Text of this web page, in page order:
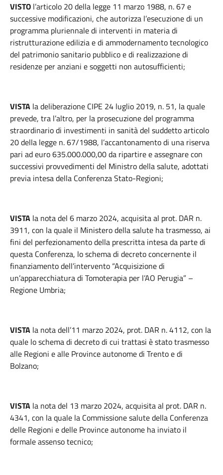
VISTO l’articolo 20 della legge 11 marzo 1988, n. 67 e
successive modificazioni, che autorizza l’esecuzione di un
programma pluriennale di interventi in materia di
ristrutturazione edilizia e di ammodernamento tecnologico
del patrimonio sanitario pubblico e di realizzazione di
residenze per anziani e soggetti non autosufficienti;
VISTA la deliberazione CIPE 24 luglio 2019, n. 51, la quale
prevede, tra l’altro, per la prosecuzione del programma
straordinario di investimenti in sanità del suddetto articolo
20 della legge n. 67/1988, l’accantonamento di una riserva
pari ad euro 635.000.000,00 da ripartire e assegnare con
successivi provvedimenti del Ministro della salute, adottati
previa intesa della Conferenza Stato-Regioni;
VISTA la nota del 6 marzo 2024, acquisita al prot. DAR n.
3911, con la quale il Ministero della salute ha trasmesso, ai
fini del perfezionamento della prescritta intesa da parte di
questa Conferenza, lo schema di decreto concernente il
finanziamento dell’intervento “Acquisizione di
un’apparecchiatura di Tomoterapia per l’AO Perugia” –
Regione Umbria;
VISTA la nota dell’11 marzo 2024, prot. DAR n. 4112, con la
quale lo schema di decreto di cui trattasi è stato trasmesso
alle Regioni e alle Province autonome di Trento e di
Bolzano;
VISTA la nota del 13 marzo 2024, acquisita al prot. DAR n.
4341, con la quale la Commissione salute della Conferenza
delle Regioni e delle Province autonome ha inviato il
formale assenso tecnico;